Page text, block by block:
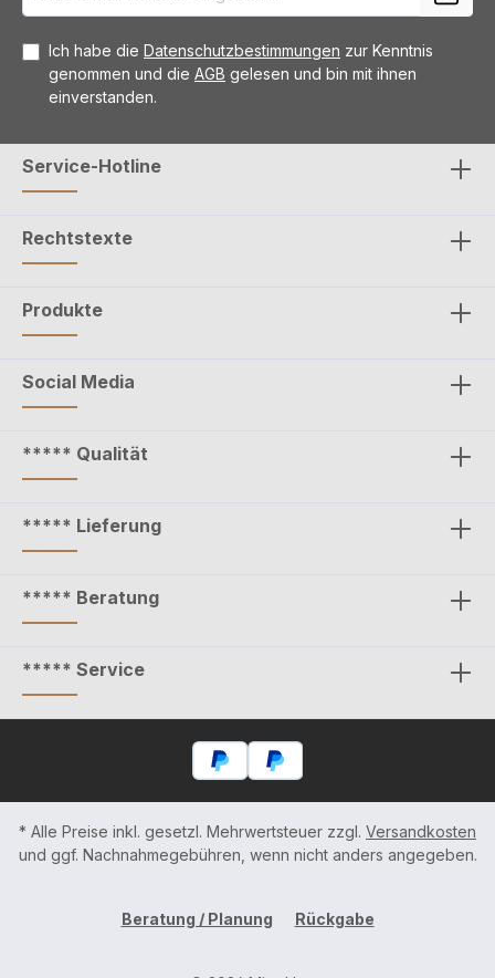
Ich habe die Datenschutzbestimmungen zur Kenntnis
genommen und die AGB gelesen und bin mit ihnen
einverstanden.
Service-Hotline
Rechtstexte
Produkte
Social Media
***** Qualität
***** Lieferung
***** Beratung
***** Service
* Alle Preise inkl. gesetzl. Mehrwertsteuer zzgl. Versandkosten
und ggf. Nachnahmegebühren, wenn nicht anders angegeben.
Beratung / Planung Rückgabe